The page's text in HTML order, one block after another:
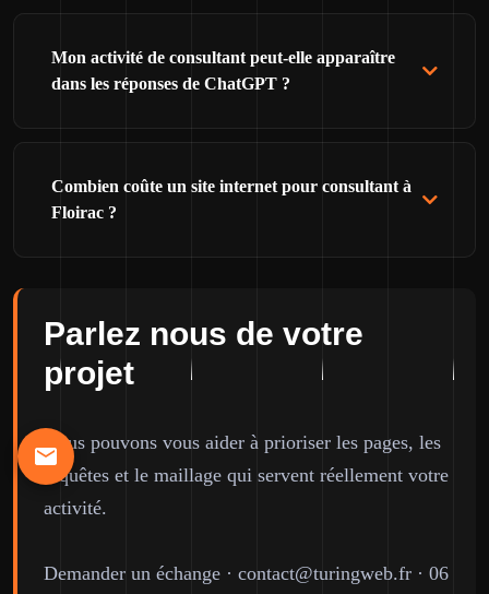
Mon activité de consultant peut-elle apparaître
dans les réponses de ChatGPT ?
Combien coûte un site internet pour consultant à
Floirac ?
Parlez nous de votre
projet
Nous pouvons vous aider à prioriser les pages, les
requêtes et le maillage qui servent réellement votre
activité.
Demander un échange · contact@turingweb.fr · 06